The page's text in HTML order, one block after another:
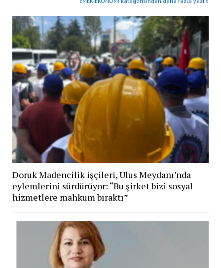
Doruk Madencilik işçileri, Ulus Meydanı’nda
eylemlerini sürdürüyor: “Bu şirket bizi sosyal
hizmetlere mahkum bıraktı”